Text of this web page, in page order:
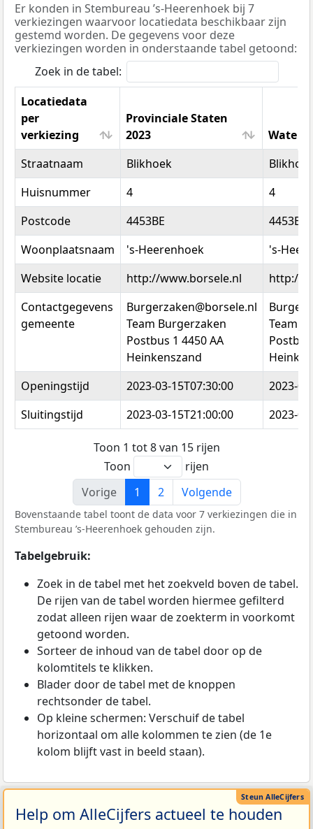
Er konden in Stembureau ’s-Heerenhoek bij 7
verkiezingen waarvoor locatiedata beschikbaar zijn
gestemd worden. De gegevens voor deze
verkiezingen worden in onderstaande tabel getoond:
Zoek in de tabel:
Locatiedata
per
verkiezing
Provinciale Staten
2023
Locatiedata
per
verkiezing
Provinciale Staten
2023
Straatnaam Blikhoek
Huisnummer
4
4
Postcode
4453BE
4453BE
Woonplaatsnaam
's-Heerenhoek
's-
Website locatie
http://www.borsele.nl
http://
Contactgegevens
gemeente
Burgerzaken@borsele.nl
Team Burgerzaken
Postbus 1 4450 AA
Heinkenszand
Team
Openingstijd
2023-03-15T07:30:00
2023-
Sluitingstijd
2023-03-15T21:00:00 2023-
Toon 1 tot 8 van 15 rijen
Toon
rijen
Vorige
1 2 Volgende
Bovenstaande tabel toont de data voor 7 verkiezingen die in
Stembureau ’s-Heerenhoek gehouden zijn.
Tabelgebruik:
Zoek in de tabel met het zoekveld boven de tabel.
De rijen van de tabel worden hiermee gefilterd
zodat alleen rijen waar de zoekterm in voorkomt
getoond worden.
Sorteer de inhoud van de tabel door op de
kolomtitels te klikken.
Blader door de tabel met de knoppen
rechtsonder de tabel.
Op kleine schermen: Verschuif de tabel
horizontaal om alle kolommen te zien (de 1e
kolom blijft vast in beeld staan).
Help om AlleCijfers actueel te houden